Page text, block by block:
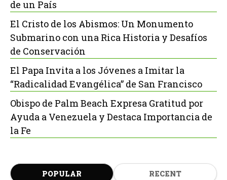
de un País
El Cristo de los Abismos: Un Monumento
Submarino con una Rica Historia y Desafíos
de Conservación
El Papa Invita a los Jóvenes a Imitar la
“Radicalidad Evangélica” de San Francisco
Obispo de Palm Beach Expresa Gratitud por
Ayuda a Venezuela y Destaca Importancia de
la Fe
POPULAR RECENT